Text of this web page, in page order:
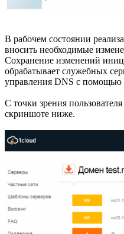
В рабочем состоянии
вносить необходимые
Сохранение изменений
обрабатывает служебных
управления DNS с помощью
С точки зрения
скриншоте ниже.